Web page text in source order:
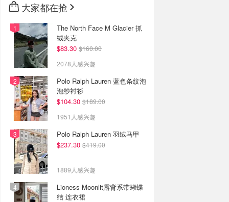
大家都在抢
The North Face M Glacier 抓
绒夹克
$83.30 $160.00
2078人感兴趣
Polo Ralph Lauren 蓝色条纹泡
泡纱衬衫
$104.30 $189.00
1951人感兴趣
Polo Ralph Lauren 羽绒马甲
$237.30 $419.00
1889人感兴趣
Lioness Moonlit露背系带蝴蝶
结 连衣裙